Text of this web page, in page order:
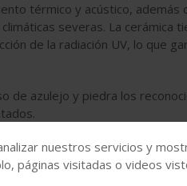
térmico y acústico,
severas. La cerámica
de la radiación UV, lo que
de azulejo y piedra los
nuestros servicios y
páginas visitadas o videos